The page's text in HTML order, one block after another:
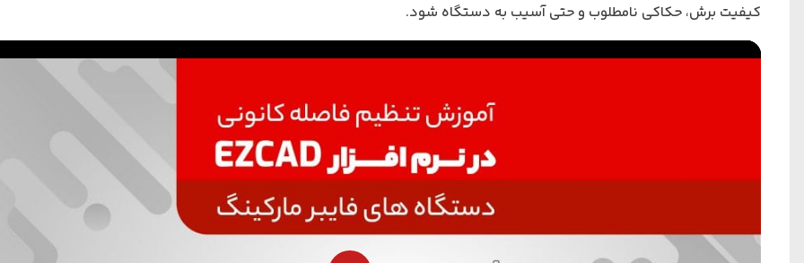
کیفیت برش، حکاکی نامطلوب و حتی آسیب به دستگاه شود.